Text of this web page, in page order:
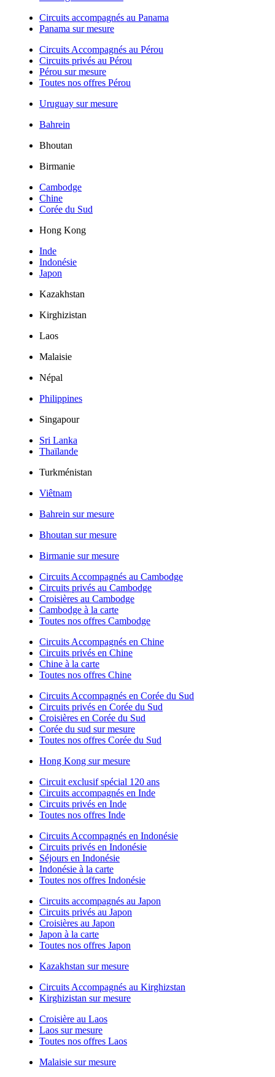
Circuits accompagnés au Panama
Panama sur mesure
Circuits Accompagnés au Pérou
Circuits privés au Pérou
Pérou sur mesure
Toutes nos offres Pérou
Uruguay sur mesure
Bahrein
Bhoutan
Birmanie
Cambodge
Chine
Corée du Sud
Hong Kong
Inde
Indonésie
Japon
Kazakhstan
Kirghizistan
Laos
Malaisie
Népal
Philippines
Singapour
Sri Lanka
Thaïlande
Turkménistan
Viêtnam
Bahrein sur mesure
Bhoutan sur mesure
Birmanie sur mesure
Circuits Accompagnés au Cambodge
Circuits privés au Cambodge
Croisières au Cambodge
Cambodge à la carte
Toutes nos offres Cambodge
Circuits Accompagnés en Chine
Circuits privés en Chine
Chine à la carte
Toutes nos offres Chine
Circuits Accompagnés en Corée du Sud
Circuits privés en Corée du Sud
Croisières en Corée du Sud
Corée du sud sur mesure
Toutes nos offres Corée du Sud
Hong Kong sur mesure
Circuit exclusif spécial 120 ans
Circuits accompagnés en Inde
Circuits privés en Inde
Toutes nos offres Inde
Circuits Accompagnés en Indonésie
Circuits privés en Indonésie
Séjours en Indonésie
Indonésie à la carte
Toutes nos offres Indonésie
Circuits accompagnés au Japon
Circuits privés au Japon
Croisières au Japon
Japon à la carte
Toutes nos offres Japon
Kazakhstan sur mesure
Circuits Accompagnés au Kirghizstan
Kirghizistan sur mesure
Croisière au Laos
Laos sur mesure
Toutes nos offres Laos
Malaisie sur mesure